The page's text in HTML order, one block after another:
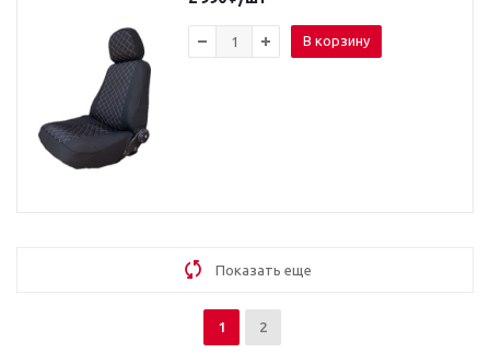
В корзину
Показать еще
1 2